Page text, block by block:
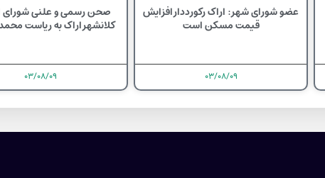
عضو شورای شهر: اراک رکورددار افزایش
قیمت مسکن است
۰۳/۰۸/۰۹
صحن رسمی و علنی شورای
کلانشهر اراک به ریاست
۰۳/۰۸/۰۹